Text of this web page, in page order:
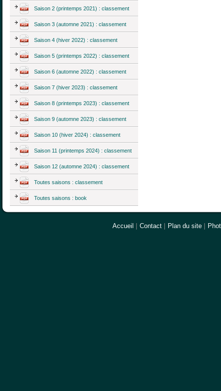
Saison 2 (printemps 2021) : classement
Saison 3 (automne 2021) : classement
Saison 4 (hiver 2022) : classement
Saison 5 (printemps 2022) : classement
Saison 6 (automne 2022) : classement
Saison 7 (hiver 2023) : classement
Saison 8 (printemps 2023) : classement
Saison 9 (automne 2023) : classement
Saison 10 (hiver 2024) : classement
Saison 11 (printemps 2024) : classement
Saison 12 (automne 2024) : classement
Toutes saisons : classement
Toutes saisons : book
Accueil | Contact | Plan du site |